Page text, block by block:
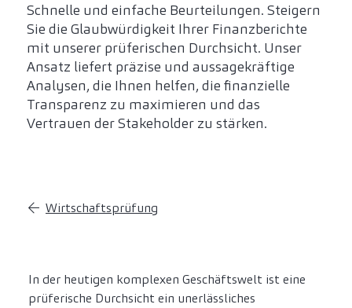
Schnelle und einfache Beurteilungen. Steigern
Sie die Glaubwürdigkeit Ihrer Finanzberichte
mit unserer prüferischen Durchsicht. Unser
Ansatz liefert präzise und aussagekräftige
Analysen, die Ihnen helfen, die finanzielle
Transparenz zu maximieren und das
Vertrauen der Stakeholder zu stärken.
Wirtschaftsprüfung
In der heutigen komplexen Geschäftswelt ist eine
prüferische Durchsicht ein unerlässliches